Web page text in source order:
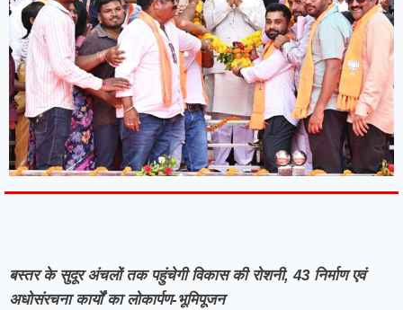
बस्तर के सुदूर अंचलों तक पहुंचेगी विकास की रोशनी, 43 निर्माण एवं
अधोसंरचना कार्यों का लोकार्पण-भूमिपूजन